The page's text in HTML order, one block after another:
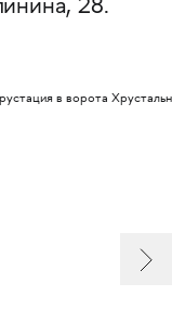
28.